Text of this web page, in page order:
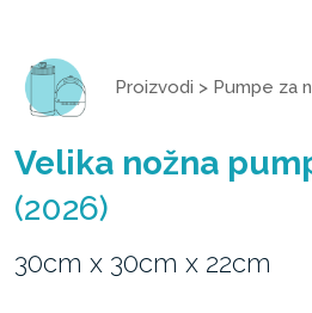
Proizvodi > Pumpe za
Velika nožna
(2026)
30cm x 30cm x 22cm